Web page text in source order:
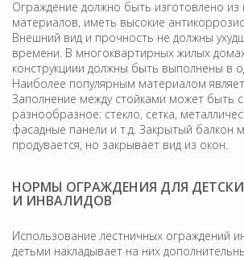
Ограждение должно быть изготовлено
материалов, иметь высокие
Внешний вид и прочность не должны
времени. В многоквартирных жилых
конструкциии должны быть выполнены в
Наиболее популярным материалом
Заполнение между стойками может быть
разнообразное: стекло, сетка,
фасадные панели и т.д. Закрытый балкон
продувается, но закрывает вид из окон.
НОРМЫ ОГРАЖДЕНИЯ ДЛЯ
И ИНВАЛИДОВ
Использование лестничных ограждений
детьми накладывает на них